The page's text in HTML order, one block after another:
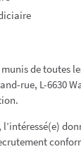
de toutes
rue, L-6630